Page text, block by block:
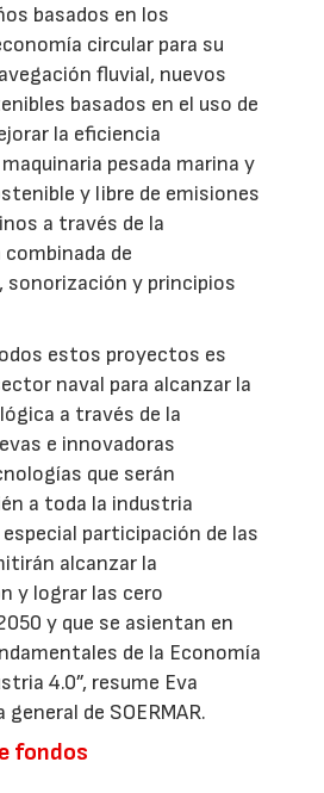
basados en los
circular para su
fluvial, nuevos
basados en el uso de
la eficiencia
pesada marina y
y libre de emisiones
a través de la
de
y principios
estos proyectos es
naval para alcanzar la
a través de la
e innovadoras
que serán
a toda la industria
participación de las
alcanzar la
y lograr las cero
y que se asientan en
de la Economía
4.0”, resume Eva
de SOERMAR.
fondos